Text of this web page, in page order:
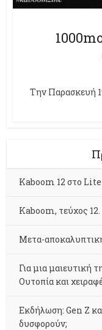
Την Παρασκευή
Kaboom 12 στο
Kaboom, τεύχος
Μετα-
Για μια μαιευτική
Ουτοπία και
Εκδήλωση: Gen Z
δυσφορούν;